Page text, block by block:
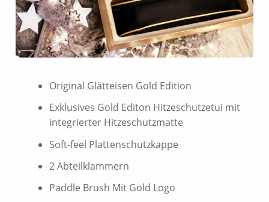
Original Glätteisen Gold Edition
Exklusives Gold Editon Hitzeschutzetui mit
integrierter Hitzeschutzmatte
Soft-feel Plattenschutzkappe
2 Abteilklammern
Paddle Brush Mit Gold Logo